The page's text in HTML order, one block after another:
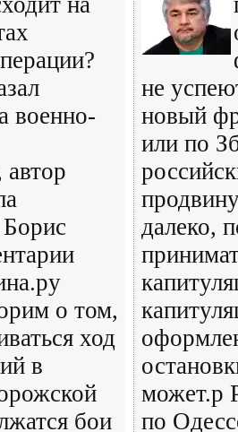
военно-
о том,
ход
в
бои
не
новый
или по
далеко,
может.р
по